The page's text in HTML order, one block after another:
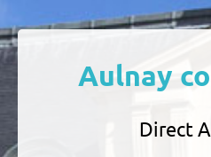
Aulnay
Direct